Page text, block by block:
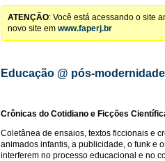
ATENÇÃO: Você está acessando o site
novo site em www.faperj.br
Educação @ pós-modernidade
Crônicas do Cotidiano e Ficções
Coletânea de ensaios, textos ficcionais e
animados infantis, a publicidade, o funk e
interferem no processo educacional e no